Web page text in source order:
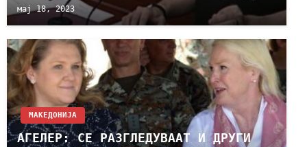
мај 18, 2023
МАКЕДОНИЈА
АГЕЛЕР: СЕ РАЗГЛЕДУВААТ И ДРУГИ